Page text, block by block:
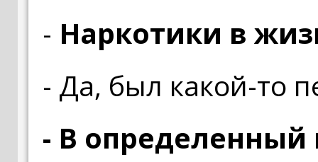
- Наркотики в
- Да, был какой-то
- В